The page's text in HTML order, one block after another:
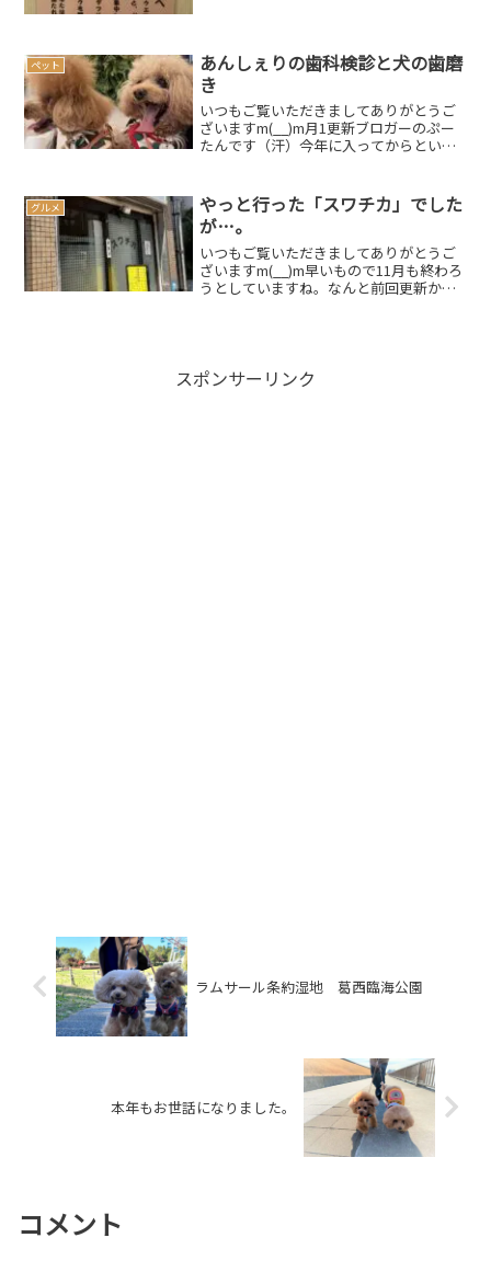
なっておりますの...
ペット
あんしぇりの歯科検診と犬の歯磨
き
いつもご覧いただきましてありがとうご
ざいますm(__)m月1更新ブロガーのぷー
たんです（汗）今年に入ってからという
というのは、ここ数年お友達から”穴八幡
宮の一陽来復御守...
グルメ
やっと行った「スワチカ」でした
が…。
いつもご覧いただきましてありがとうご
ざいますm(__)m早いもので11月も終わろ
うとしていますね。なんと前回更新か
スポンサーリンク
ラムサール条約湿地 葛西臨海公園
本年もお世話になりました。
コメント